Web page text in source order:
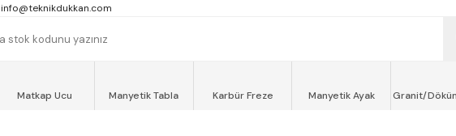
ve ÜZERİ ALIŞVERİŞLERİNİZ AYNI GÜN MOTOKURYE İLE ÜCRETSİZ TESLİMAT ŞEKLİNDE
info@teknikdukkan.com
Matkap Ucu Manyetik Tabla Karbür Freze Manyetik Ayak Granit/